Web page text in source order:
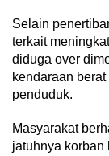
Selain
terkait
diduga over
kendaraan
penduduk.
Masyarakat
jatuhnya korban